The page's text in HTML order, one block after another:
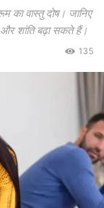
का वास्तु दोष। जानिए
शांति बढ़ा सकते हैं।
135